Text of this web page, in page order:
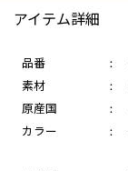
アイテム詳細
品番 :
素材
:
原産国
:
カラー
: